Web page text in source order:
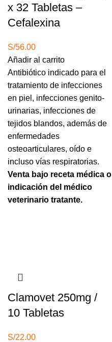
x 32 Tabletas –
Cefalexina
S/56.00
Añadir al carrito
Antibiótico indicado para el
tratamiento de infecciones
en piel, infecciones genito-
urinarias, infecciones de
tejidos blandos, además de
enfermedades
osteoarticulares, oído e
incluso vías respiratorias.
Venta bajo receta médica o
indicación del médico
veterinario tratante.
Clamovet 250mg /
10 Tabletas
S/22.00